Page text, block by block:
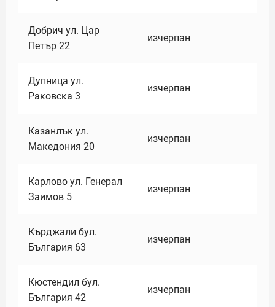
Добрич ул. Цар
Петър 22
изчерпан
Дупница ул.
Раковска 3
изчерпан
Казанлък ул.
Македония 20
изчерпан
Карлово ул. Генерал
Заимов 5
изчерпан
Кърджали бул.
България 63
изчерпан
Кюстендил бул.
България 42
изчерпан